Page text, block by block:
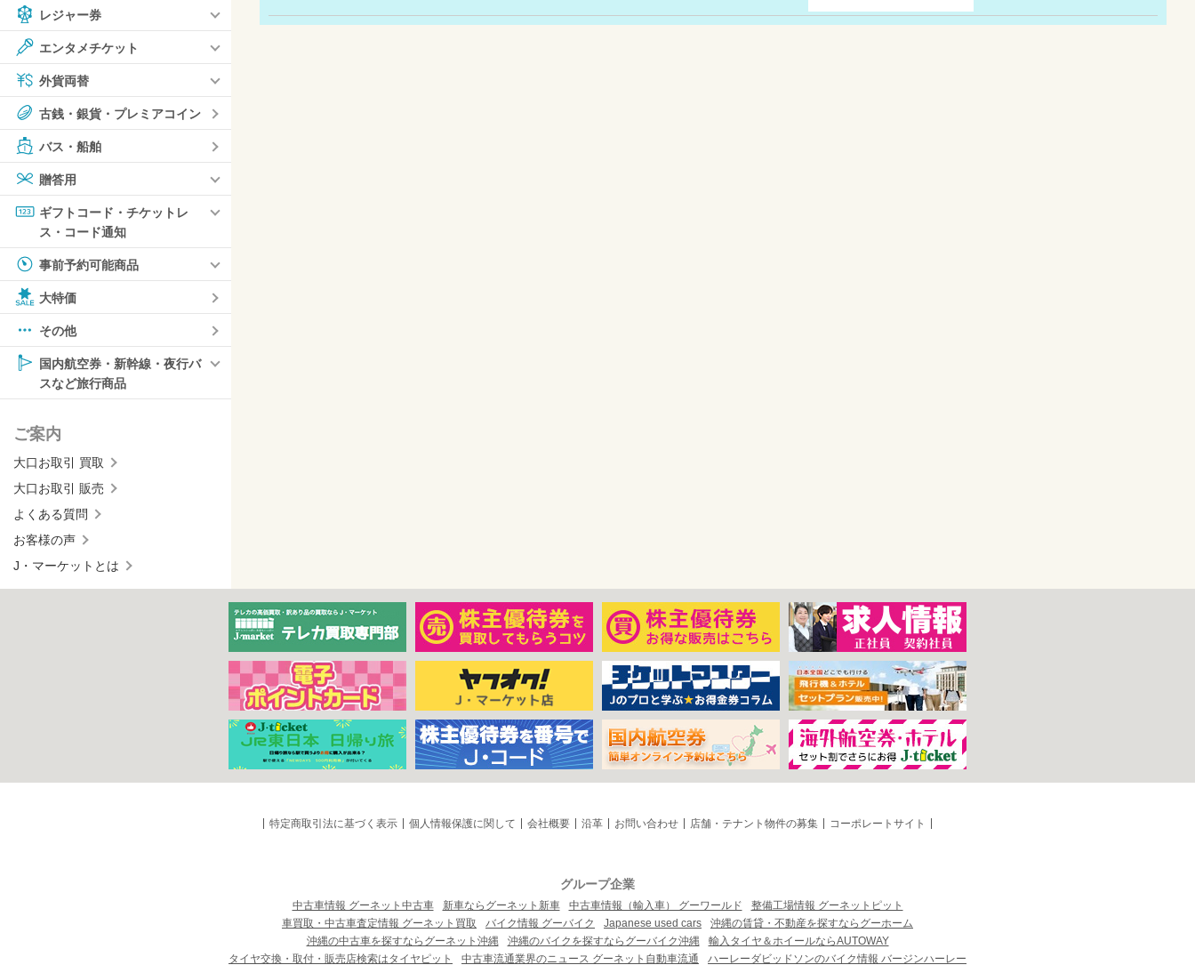
レジャー券
エンタメチケット
外貨両替
古銭・銀貨・プレミアコイン
バス・船舶
贈答用
ギフトコード・チケットレ
ス・コード通知
事前予約可能商品
大特価
その他
国内航空券・新幹線・夜行バ
スなど旅行商品
ご案内
大口お取引 買取
大口お取引 販売
よくある質問
お客様の声
J・マーケットとは
特定商取引法に基づく表示 個人情報保護に関して 会社概要 沿革 お問い合わせ 店舗・テナント物件の募集 コーポレートサイト
グループ企業
中古車情報 グーネット中古車 新車ならグーネット新車 中古車情報（輸入車） グーワールド
整備工場情報 グーネットピット
車買取・中古車査定情報 グーネット買取
バイク情報 グーバイク Japanese used cars
沖縄の賃貸・不動産を探すならグーホーム
沖縄の中古車を探すならグーネット沖縄
沖縄のバイクを探すならグーバイク沖縄
輸入タイヤ＆ホイールならAUTOWAY
タイヤ交換・取付・販売店検索はタイヤピット
中古車流通業界のニュース グーネット自動車流通 ハーレーダビッドソンのバイク情報 バージンハーレー